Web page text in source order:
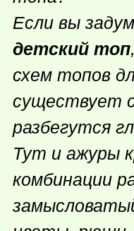
Если вы
детский топ
схем топов
существует
разбегутся
Тут и ажуры
комбинации